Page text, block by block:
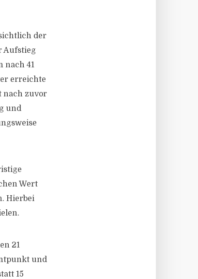
der
Aufstieg
nach 41
erreichte
nach zuvor
und
Wert
Hierbei
21
und
15